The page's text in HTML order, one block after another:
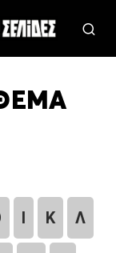
ΘΕΜΑ
Ι Κ Λ